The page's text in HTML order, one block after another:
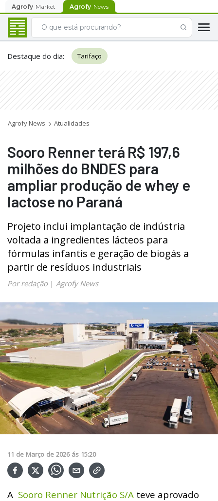
Agrofy Market Agrofy News
Destaque do dia: Tarifaço
Agrofy News Atualidades
Sooro Renner terá R$ 197,6
milhões do BNDES para
ampliar produção de whey e
lactose no Paraná
Projeto inclui implantação de indústria
voltada a ingredientes lácteos para
fórmulas infantis e geração de biogás a
partir de resíduos industriais
Por redação| Agrofy News
11 de Março de 2026 ás 15:20
A Sooro Renner Nutrição S/A teve aprovado